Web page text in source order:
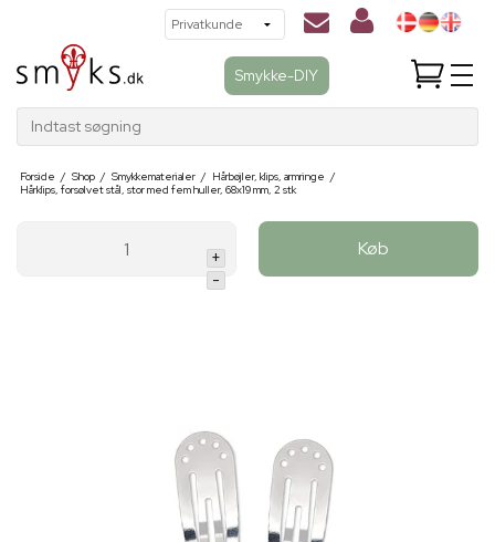
Smykke-DIY
Indtast søgning
Forside / Shop / Smykkematerialer / Hårbøjler, klips, armringe /
Hårklips, forsølvet stål, stor med fem huller, 68x19 mm, 2 stk
+
-
Køb